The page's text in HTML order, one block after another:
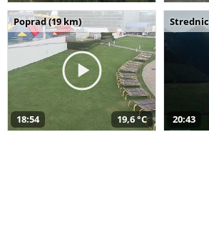
Poprad (19 km)
18:54 19,6 °C 20:43